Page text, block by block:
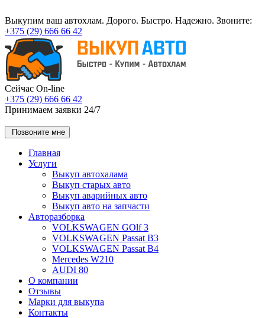
Выкупим ваш автохлам. Дорого. Быстро. Надежно. Звоните:
+375 (29) 666 66 42
Сейчас On-line
+375 (29) 666 66 42
Принимаем заявки 24/7
Позвоните мне
Главная
Услуги
Выкуп автохалама
Выкуп старых авто
Выкуп аварийных авто
Выкуп авто на запчасти
Авторазборка
VOLKSWAGEN GOlf 3
VOLKSWAGEN Passat B3
VOLKSWAGEN Passat B4
Mercedes W210
AUDI 80
О компании
Отзывы
Марки для выкупа
Контакты